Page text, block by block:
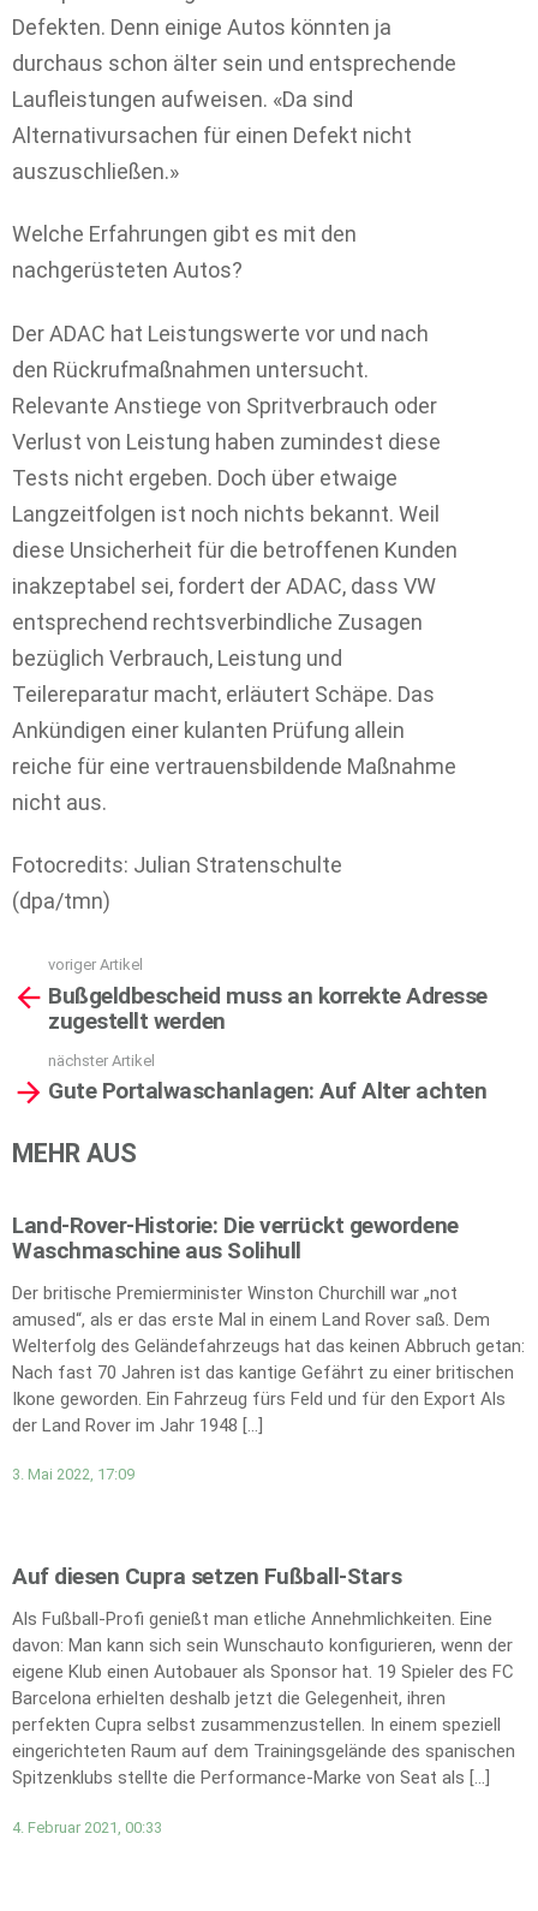
Defekten. Denn einige Autos könnten ja
durchaus schon älter sein und entsprechende
Laufleistungen aufweisen. «Da sind
Alternativursachen für einen Defekt nicht
auszuschließen.»
Welche Erfahrungen gibt es mit den
nachgerüsteten Autos?
Der ADAC hat Leistungswerte vor und nach
den Rückrufmaßnahmen untersucht.
Relevante Anstiege von Spritverbrauch oder
Verlust von Leistung haben zumindest diese
Tests nicht ergeben. Doch über etwaige
Langzeitfolgen ist noch nichts bekannt. Weil
diese Unsicherheit für die betroffenen Kunden
inakzeptabel sei, fordert der ADAC, dass VW
entsprechend rechtsverbindliche Zusagen
bezüglich Verbrauch, Leistung und
Teilereparatur macht, erläutert Schäpe. Das
Ankündigen einer kulanten Prüfung allein
reiche für eine vertrauensbildende Maßnahme
nicht aus.
Fotocredits: Julian Stratenschulte
(dpa/tmn)
more
voriger Artikel
Bußgeldbescheid muss an korrekte Adresse
zugestellt werden
nächster Artikel
Gute Portalwaschanlagen: Auf Alter achten
MEHR AUS
Land-Rover-Historie: Die verrückt gewordene
Waschmaschine aus Solihull
Der britische Premierminister Winston Churchill war „not
amused“, als er das erste Mal in einem Land Rover saß. Dem
Welterfolg des Geländefahrzeugs hat das keinen Abbruch getan:
Nach fast 70 Jahren ist das kantige Gefährt zu einer britischen
Ikone geworden. Ein Fahrzeug fürs Feld und für den Export Als
der Land Rover im Jahr 1948 […]
3. Mai 2022, 17:09
Auf diesen Cupra setzen Fußball-Stars
Als Fußball-Profi genießt man etliche Annehmlichkeiten. Eine
davon: Man kann sich sein Wunschauto konfigurieren, wenn der
eigene Klub einen Autobauer als Sponsor hat. 19 Spieler des FC
Barcelona erhielten deshalb jetzt die Gelegenheit, ihren
perfekten Cupra selbst zusammenzustellen. In einem speziell
eingerichteten Raum auf dem Trainingsgelände des spanischen
Spitzenklubs stellte die Performance-Marke von Seat als […]
4. Februar 2021, 00:33